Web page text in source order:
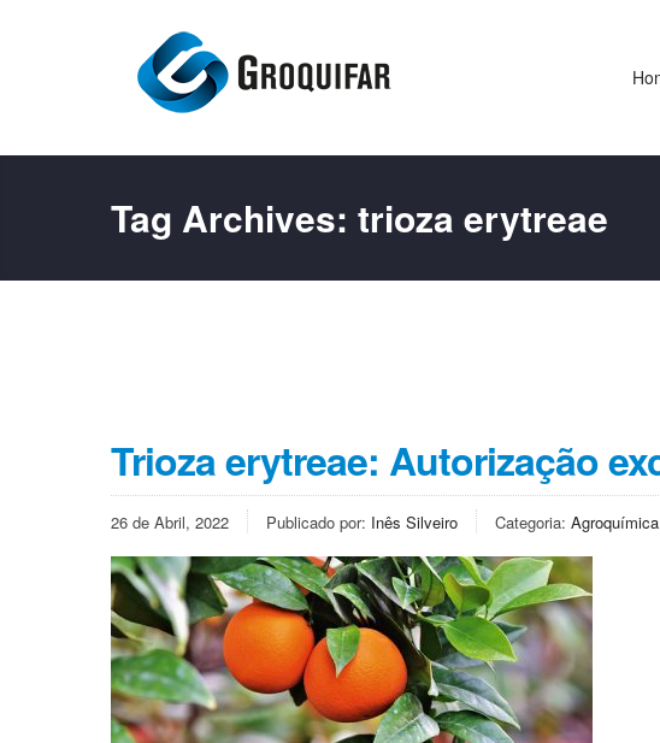
Tag Archives: trioza erytreae
Trioza erytreae: Autorização
26 de Abril, 2022 Publicado por: Inês Silveiro Categoria: Agroquímica